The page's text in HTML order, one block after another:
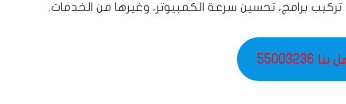
برامج، تحسين سرعة الكمبيوتر، وغيرها من الخدمات.
55003236